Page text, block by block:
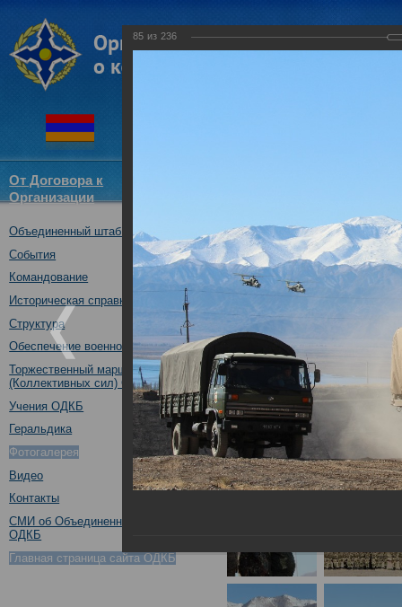
От Договора к
Организации
Объединенный штаб ОДКБ
События
Командование
Историческая справка
Структура
Обеспечение военной безопасности
Торжественный марш Войск
(Коллективных сил) ОДКБ
Учения ОДКБ
Геральдика
Фотогалерея
Видео
Контакты
СМИ об Объединенном штабе
ОДКБ
Главная страница сайта ОДКБ
Совместное тактическое
«Рубеж-2016»
04.10.2016
85 из 236